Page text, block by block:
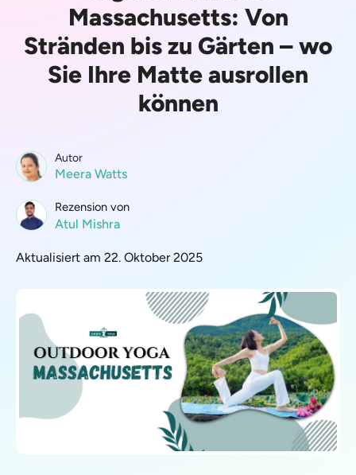
Massachusetts: Von
Stränden bis zu Gärten – wo
Sie Ihre Matte ausrollen
können
Autor
Meera Watts
Rezension von
Atul Mishra
Aktualisiert am 22. Oktober 2025